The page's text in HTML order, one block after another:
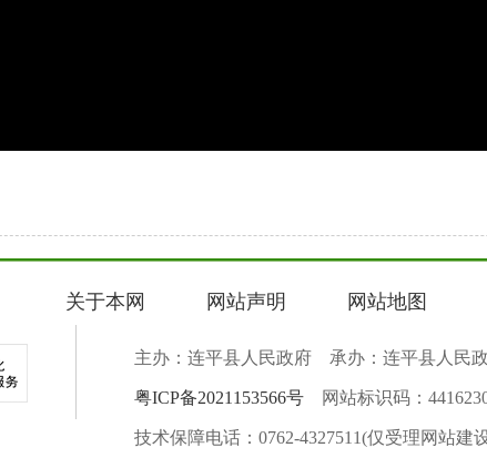
关于本网 网站声明 网站地图
主办：连平县人民政府 承办：连平县人民
粤ICP备2021153566号 网站标识码：
技术保障电话：0762-4327511(仅受理网站